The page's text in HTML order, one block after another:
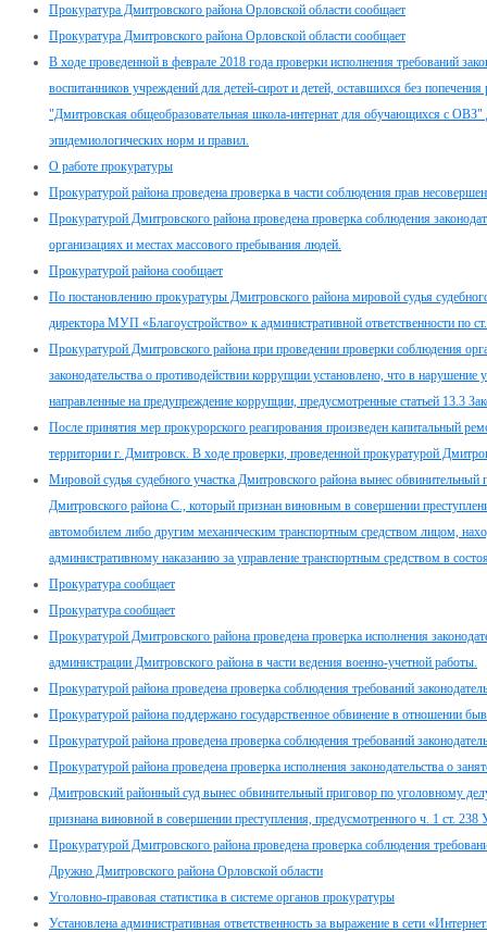
Прокуратура Дмитровского района Орловской области сообщает
Прокуратура Дмитровского района Орловской области сообщает
В ходе проведенной в феврале 2018 года проверки исполнения требований
воспитанников учреждений для детей-сирот и детей, оставшихся без
"Дмитровская общеобразовательная школа-интернат для обучающихся с
эпидемиологических норм и правил.
О работе прокуратуры
Прокуратурой района проведена проверка в части соблюдения прав
Прокуратурой Дмитровского района проведена проверка соблюдения
организациях и местах массового пребывания людей.
Прокуратурой района сообщает
По постановлению прокуратуры Дмитровского района мировой судья
директора МУП «Благоустройство» к административной ответственности по
Прокуратурой Дмитровского района при проведении проверки соблюдения
законодательства о противодействии коррупции установлено, что в
направленные на предупреждение коррупции, предусмотренные статьей
После принятия мер прокурорского реагирования произведен капитальный
территории г. Дмитровск. В ходе проверки, проведенной прокуратурой
Мировой судья судебного участка Дмитровского района вынес
Дмитровского района С., который признан виновным в совершении
автомобилем либо другим механическим транспортным средством лицом,
административному наказанию за управление транспортным средством в
Прокуратура сообщает
Прокуратура сообщает
Прокуратурой Дмитровского района проведена проверка исполнения
администрации Дмитровского района в части ведения военно-учетной работы.
Прокуратурой района проведена проверка соблюдения требований
Прокуратурой района поддержано государственное обвинение в отношении
Прокуратурой района проведена проверка соблюдения требований
Прокуратурой района проведена проверка исполнения законодательства о
Дмитровский районный суд вынес обвинительный приговор по уголовному
признана виновной в совершении преступления, предусмотренного ч. 1 ст.
Прокуратурой Дмитровского района проведена проверка соблюдения
Дружно Дмитровского района Орловской области
Уголовно-правовая статистика в системе органов прокуратуры
Установлена административная ответственность за выражение в сети